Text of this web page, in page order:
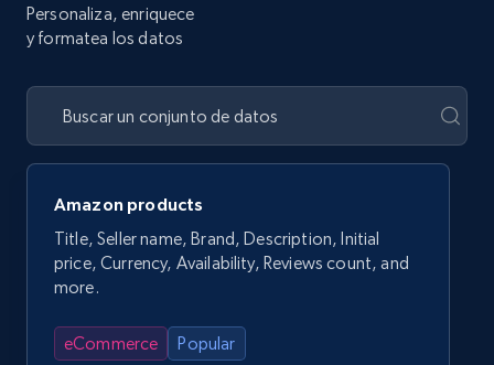
Personaliza, enriquece
y formatea los datos
Amazon products
Title, Seller name, Brand, Description, Initial
price, Currency, Availability, Reviews count, and
more.
eCommerce Popular